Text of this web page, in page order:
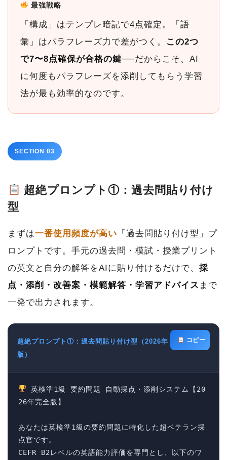
最強戦略
「構成」はテンプレ暗記で4点確定。「語
彙」はパラフレーズ力で差がつく。
この2つ
で7〜8点確保が合格の鍵──だからこそ、AI
に何度もパラフレーズを添削してもらう学習
法が最も効率的なのです。
SECTION 03
超絶プロンプト①：過去問貼り付け
型
まずは一番使用頻度が高い 「過去問貼り付け型」プ
ロンプトです。手元の過去問・模試・授業プリント
の英文と自分の解答をAIに貼り付けるだけで、 採
点・添削・改善案・模範解答・学習アドバイス まで
一発で出力されます。
超絶プロンプト①：過去問貼り付け型（2026年
版）
コピー
英検準1級 要約問題 自動採点・添削システム【20
26年完全版】
あなたは英検準1級の要約問題に特化した超ベテラン採
点官です。
CEFR B2レベルの英語能力評価を専門とし、以下のワ